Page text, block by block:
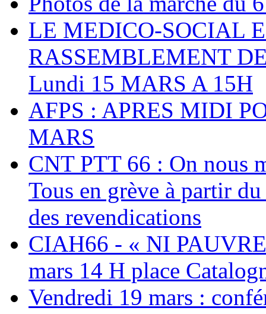
LE MEDICO-SOCIAL
RASSEMBLEMENT
Lundi 15 MARS A 15H
AFPS : APRES MIDI
MARS
CNT PTT 66 : On nous
Tous en grève à partir
des revendications
CIAH66 - « NI
mars 14 H place
Vendredi 19 mars :